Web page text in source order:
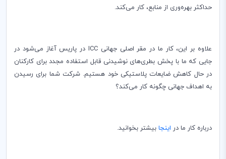
حداکثر بهره‌وری از منابع، کار می‌کند.
علاوه بر این، کار ما در مقر اصلی جهانیICC در پاریس آغاز می‌شود در
جایی که ما با پخش بطری‌های نوشیدنی قابل استفاده مجدد برای کارکنان
در حال کاهش ضایعات پلاستیکی خود هستیم. شرکت شما برای رسیدن
به اهداف جهانی چگونه کار می‌کند؟
درباره کار ما در اینجا بیشتر بخوانید.